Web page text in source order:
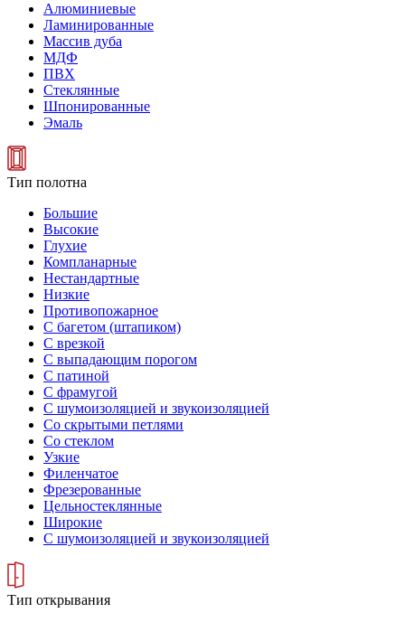
Алюминиевые
Ламинированные
Массив дуба
МДФ
ПВХ
Стеклянные
Шпонированные
Эмаль
Тип полотна
Большие
Высокие
Глухие
Компланарные
Нестандартные
Низкие
Противопожарное
С багетом (штапиком)
С врезкой
С выпадающим порогом
С патиной
С фрамугой
С шумоизоляцией и звукоизоляцией
Со скрытыми петлями
Со стеклом
Узкие
Филенчатое
Фрезерованные
Цельностеклянные
Широкие
С шумоизоляцией и звукоизоляцией
Тип открывания